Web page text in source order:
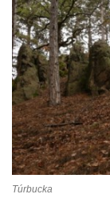
Túrbucka